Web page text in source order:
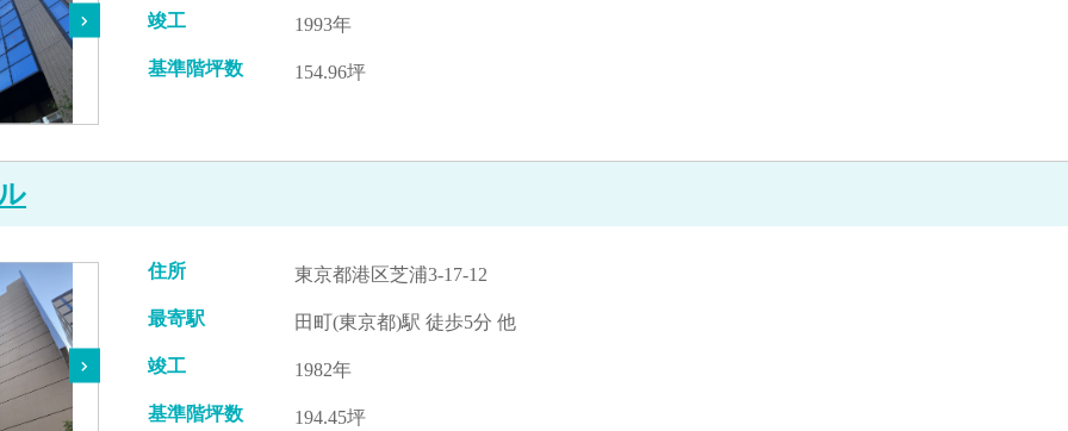
竣工 1993年
基準階坪数 154.96坪
住所 東京都港区芝浦3-17-12
最寄駅 田町(東京都)駅 徒歩5分 他
竣工 1982年
基準階坪数 194.45坪